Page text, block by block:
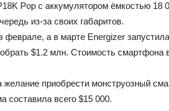
Pop с аккумулятором ёмкостью 18
из-за своих габаритов.
феврале, а в марте Energizer
$1.2 млн. Стоимость смартфона
желание приобрести монструозный
составила всего $15 000.